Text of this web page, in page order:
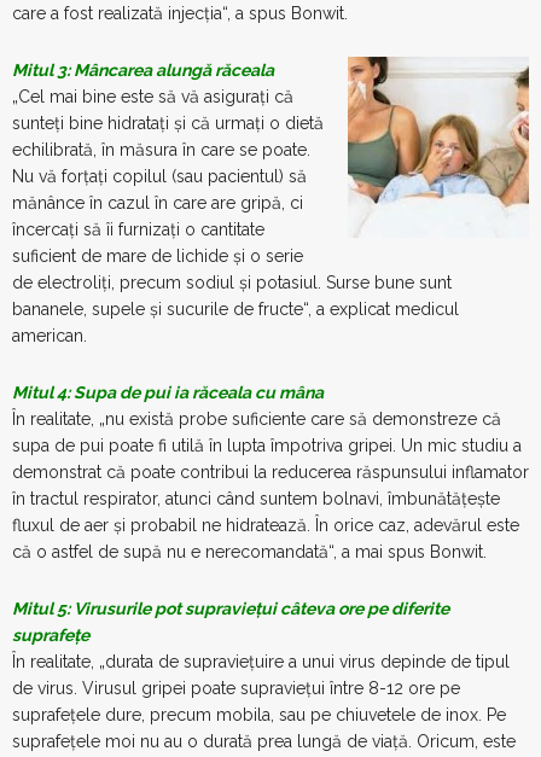
care a fost realizată injecţia“, a spus Bonwit.
Mitul 3: Mâncarea alungă răceala
„Cel mai bine este să vă asiguraţi că
sunteţi bine hidrataţi şi că urmaţi o dietă
echilibrată, în măsura în care se poate.
Nu vă forţaţi copilul (sau pacientul) să
mănânce în cazul în care are gripă, ci
încercaţi să îi furnizaţi o cantitate
suficient de mare de lichide şi o serie
de electroliţi, precum sodiul şi potasiul. Surse bune sunt
bananele, supele şi sucurile de fructe“, a explicat medicul
american.
Mitul 4: Supa de pui ia răceala cu mâna
În realitate, „nu există probe suficiente care să demonstreze că
supa de pui poate fi utilă în lupta împotriva gripei. Un mic studiu a
demonstrat că poate contribui la reducerea răspunsului inflamator
în tractul respirator, atunci când suntem bolnavi, îmbunătăţeşte
fluxul de aer şi probabil ne hidratează. În orice caz, adevărul este
că o astfel de supă nu e nerecomandată“, a mai spus Bonwit.
Mitul 5: Virusurile pot supravieţui câteva ore pe diferite
suprafeţe
În realitate, „durata de supravieţuire a unui virus depinde de tipul
de virus. Virusul gripei poate supravieţui între 8-12 ore pe
suprafeţele dure, precum mobila, sau pe chiuvetele de inox. Pe
suprafeţele moi nu au o durată prea lungă de viaţă. Oricum, este